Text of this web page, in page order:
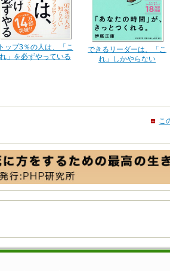
トップ3％の人は、「こ
れ」を必ずやっている
できるリーダーは、「こ
れ」しかやらない
こ